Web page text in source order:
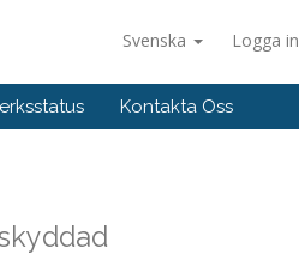
Svenska Logga in
Kontakta Oss